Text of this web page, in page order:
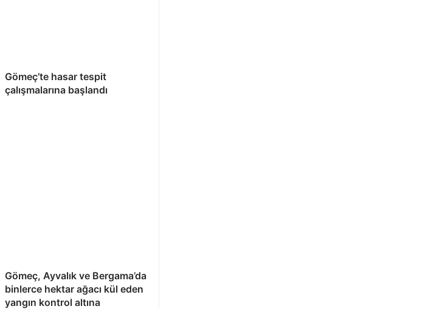
Gömeç’te hasar tespit
çalışmalarına başlandı
Gömeç, Ayvalık ve Bergama’da
binlerce hektar ağacı kül eden
yangın kontrol altına